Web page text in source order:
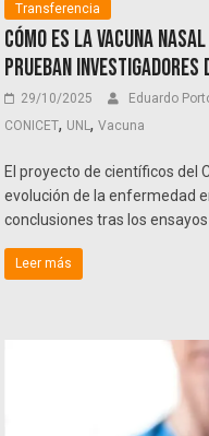
Transferencia
Cómo es la vacuna
prueban investigadores
29/10/2025 Eduardo
CONICET, UNL,Vacuna
El proyecto de científicos del
evolución de la enfermedad
conclusiones tras los
Leer más